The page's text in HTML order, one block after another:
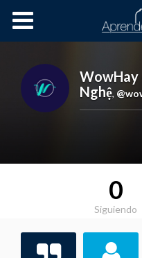
Cursos OnLine
WowHay
Nghệ,
0
Siguiendo